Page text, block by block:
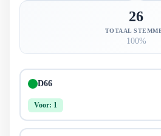
26
TOTAAL
100%
D66
Voor: 1